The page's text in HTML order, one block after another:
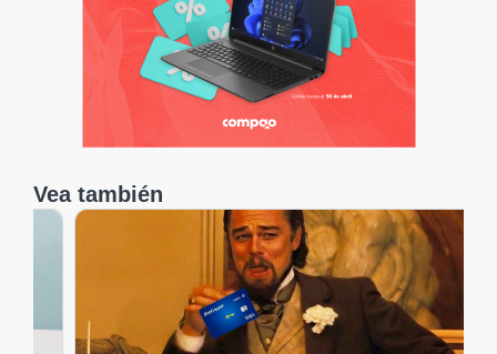
Vea también